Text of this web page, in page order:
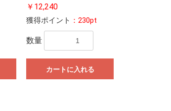
￥12,240
獲得ポイント ：230pt
数量
カートに入れる